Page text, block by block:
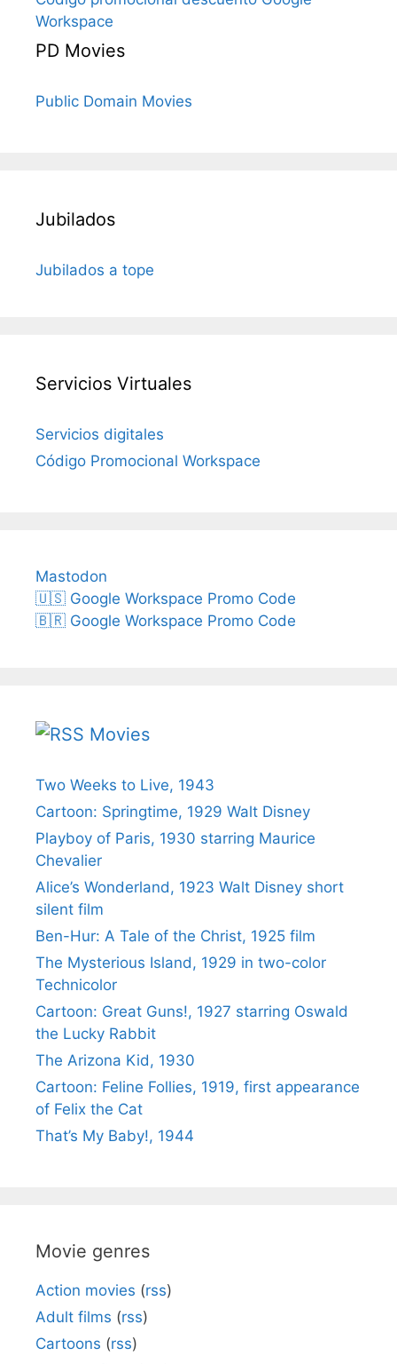
Workspace
PD Movies
Public Domain Movies
Jubilados
Jubilados a tope
Servicios Virtuales
Servicios digitales
Código Promocional Workspace
Mastodon
🇺🇸 Google Workspace Promo Code
🇧🇷 Google Workspace Promo Code
Movies
Two Weeks to Live, 1943
Cartoon: Springtime, 1929 Walt Disney
Playboy of Paris, 1930 starring Maurice
Chevalier
Alice’s Wonderland, 1923 Walt Disney short
silent film
Ben-Hur: A Tale of the Christ, 1925 film
The Mysterious Island, 1929 in two-color
Technicolor
Cartoon: Great Guns!, 1927 starring Oswald
the Lucky Rabbit
The Arizona Kid, 1930
Cartoon: Feline Follies, 1919, first appearance
of Felix the Cat
That’s My Baby!, 1944
Movie genres
Action movies (rss)
Adult films (rss)
Cartoons (rss)